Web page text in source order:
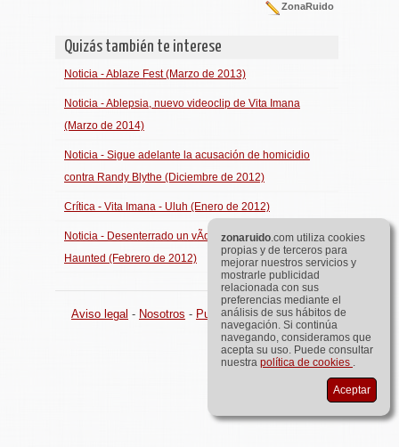
ZonaRuido
Quizás también te interese
Noticia - Ablaze Fest (Marzo de 2013)
Noticia - Ablepsia, nuevo videoclip de Vita Imana
(Marzo de 2014)
Noticia - Sigue adelante la acusación de homicidio
contra Randy Blythe (Diciembre de 2012)
Crítica - Vita Imana - Uluh (Enero de 2012)
Noticia - Desenterrado un vÃ­deo inÃ©dito de The
Haunted (Febrero de 2012)
Aviso legal - Nosotros - Publicidad ©zona ruido.com
zonaruido.com utiliza cookies
propias y de terceros para
mejorar nuestros servicios y
mostrarle publicidad
relacionada con sus
preferencias mediante el
análisis de sus hábitos de
navegación. Si continúa
navegando, consideramos que
acepta su uso. Puede consultar
nuestra política de cookies .
Aceptar